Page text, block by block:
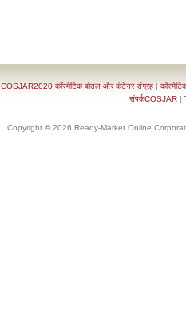
COSJAR2020 कॉस्मेटिक बोतल और कंटेनर संग्रह |
संपर्कCOSJAR |
Copyright © 2026 Ready-Market Online